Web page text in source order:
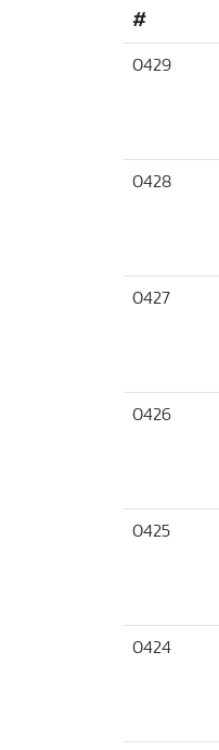
#
0429
0428
0427
0426
0425
0424